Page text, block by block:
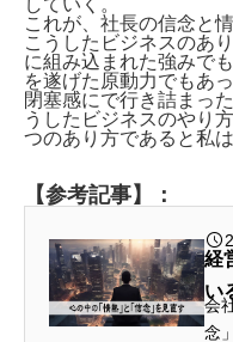
これが、社長の信念と
こうしたビジネスのあ
に組み込まれた強みで
を遂げた原動力でもあっ
閉塞感にで行き詰まっ
うしたビジネスのやり
つのあり方であると私
【参考記事】：
経
い
会
念